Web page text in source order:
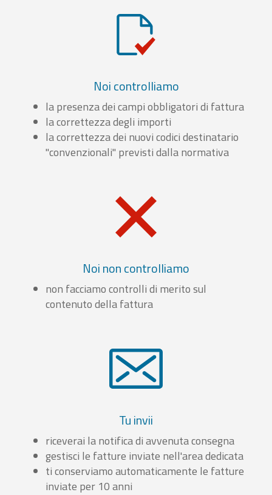
Noi controlliamo
la presenza dei campi obbligatori di fattura
la correttezza degli importi
la correttezza dei nuovi codici destinatario
"convenzionali" previsti dalla normativa
Noi non controlliamo
non facciamo controlli di merito sul
contenuto della fattura
Tu invii
riceverai la notifica di avvenuta consegna
gestisci le fatture inviate nell'area dedicata
ti conserviamo automaticamente le fatture
inviate per 10 anni